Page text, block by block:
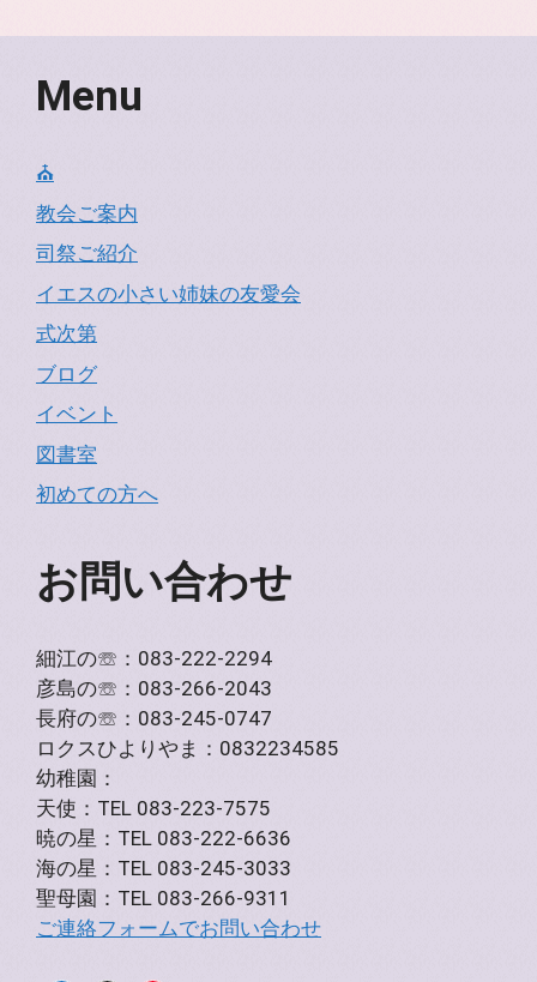
Menu
⛪
教会ご案内
司祭ご紹介
イエスの小さい姉妹の友愛会
式次第
ブログ
イベント
図書室
初めての方へ
お問い合わせ
細江の☏：083-222-2294
彦島の☏：083-266-2043
長府の☏：083-245-0747
ロクスひよりやま：0832234585
幼稚園：
天使：TEL 083-223-7575
暁の星：TEL 083-222-6636
海の星：TEL 083-245-3033
聖母園：TEL 083-266-9311
ご連絡フォームでお問い合わせ